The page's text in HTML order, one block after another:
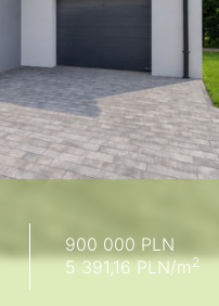
900 000 PLN
5 391,16 PLN/m2